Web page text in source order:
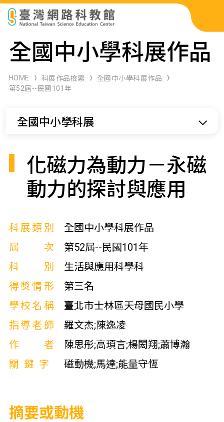
科展作品檢索
科學研習月刊
全國中小學科展作品
HOME 科展作品檢索
全國中小學科展作品
第52屆--民國101年
全國中小學科展
化磁力為動力－永磁
動力的探討與應用
科展類別
全國中小學科展作品
屆次
第52屆--民國101年
科別
生活與應用科學科
得獎情形
第三名
學校名稱
臺北市士林區天母國民小學
指導老師
羅文杰;陳逸凌
作者
陳思彤;高頊言;楊閎翔;蕭博瀚
關鍵字
磁動機;馬達;能量守恆
摘要或動機